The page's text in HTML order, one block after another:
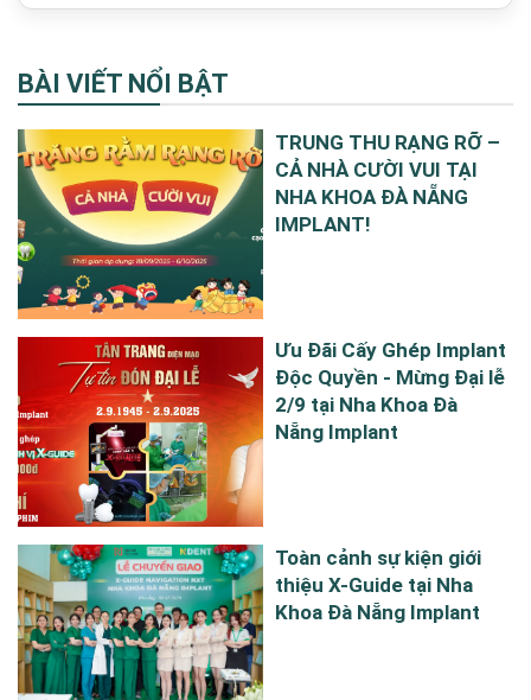
BÀI VIẾT NỔI BẬT
TRUNG THU RẠNG RỠ –
CẢ NHÀ CƯỜI VUI TẠI
NHA KHOA ĐÀ NẴNG
IMPLANT!
Ưu Đãi Cấy Ghép Implant
Độc Quyền - Mừng Đại lễ
2/9 tại Nha Khoa Đà
Nẵng Implant
Toàn cảnh sự kiện giới
thiệu X-Guide tại Nha
Khoa Đà Nẵng Implant